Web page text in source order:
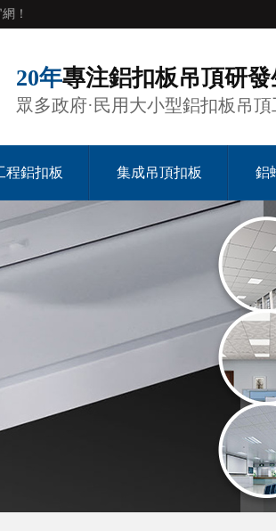
！
20年專注鋁扣板吊頂研
眾多政府·民用大小型鋁扣板吊
程鋁扣板 集成吊頂扣板 鋁